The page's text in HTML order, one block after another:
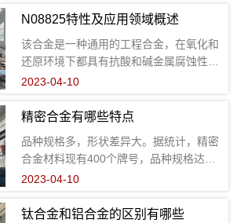
N08825特性及应用领域概述
该合金是一种通用的工程合金，在氧化和
还原环境下都具有抗酸和碱金属腐蚀性能
高镍成份使合金具有有效的抗应力腐蚀开
如硫酸、磷酸、硝酸和有机酸，碱金属如
2023-04-10
精密合金有哪些特点
品种规格多，形状差异大。据统计，精密
合金材料现有400个牌号，品种规格达数
干种，成品规格包括带、板、棒、丝、
十0.003mm超细丝，厚度0.002mm超薄
2023-04-10
钛合金和铝合金的区别有哪些